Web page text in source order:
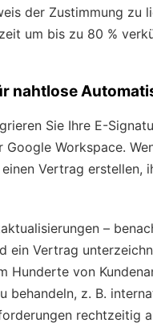
der Zustimmung zu
um bis zu 80 %
nahtlose
Sie Ihre E-
Workspace.
Vertrag erstellen,
–
ein Vertrag
Hunderte von
z. B.
rechtzeitig